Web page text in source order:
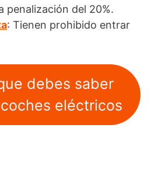
penalización del 20%.
: Tienen prohibido entrar
debes saber
eléctricos